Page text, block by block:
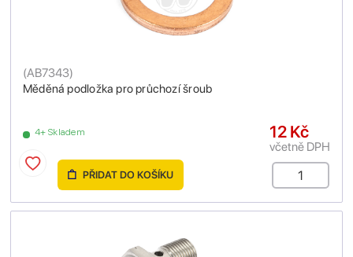
Měděná podložka pro průchozí šroub
(AB7343)
4+ Skladem 12 Kč
včetně DPH
PŘIDAT DO KOŠÍKU